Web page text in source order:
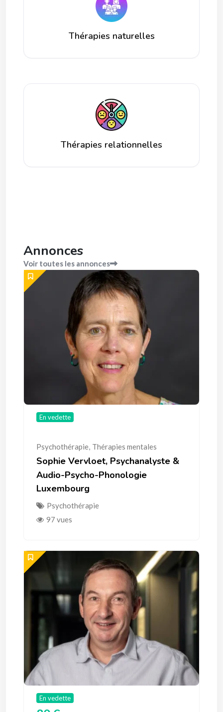
Thérapies naturelles
Thérapies relationnelles
Annonces
Voir toutes les annonces
En vedette
Psychothérapie, Thérapies mentales
Sophie Vervloet, Psychanalyste &
Audio-Psycho-Phonologie
Luxembourg
Psychothérapie
97 vues
En vedette